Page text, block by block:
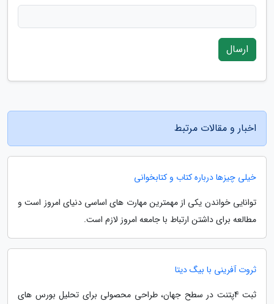
ارسال
اخبار و مقالات مرتبط
خیلی چیزها درباره کتاب و کتابخوانی
توانایی خواندن یکی از مهمترین مهارت های اساسی دنیای امروز است و
مطالعه برای داشتن ارتباط با جامعه امروز لازم است.
ثروت آفرینی با بیگ دیتا
ثبت 4پتنت در سطح جهان، طراحی محصولی برای تحلیل بورس های